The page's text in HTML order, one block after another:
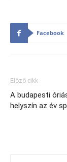
Facebook
Előző cikk
A budapesti
helyszín az év